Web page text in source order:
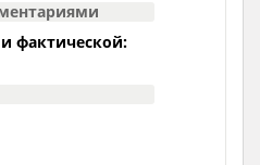
фактической: